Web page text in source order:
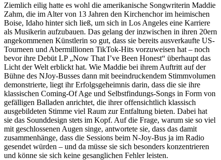
Ziemlich eilig hatte es wohl die amerikanische Songwriterin Maddie
Zahm, die im Alter von 13 Jahren den Kirchenchor im heimischen
Boise, Idaho hinter sich ließ, um sich in Los Angeles eine Karriere
als Musikerin aufzubauen. Das gelang der inzwischen in ihren 20ern
angekommenen Künstlerin so gut, dass sie bereits ausverkaufte US-
Tourneen und Abermillionen TikTok-Hits vorzuweisen hat – noch
bevor ihre Debüt LP „Now That I’ve Been Honest“ überhaupt das
Licht der Welt erblickt hat. Wie Maddie bei ihrem Auftritt auf der
Bühne des NJoy-Busses dann mit beeindruckendem Stimmvolumen
demonstrierte, liegt ihr Erfolgsgeheimnis darin, dass die sie ihre
klassischen Coming-Of Age und Selbstfindungs-Songs in Form von
gefälligen Balladen anrichtet, die ihrer offensichtlich klassisch
ausgebildeten Stimme viel Raum zur Entfaltung bieten. Dabei hat
sie das Sounddesign stets im Kopf. Auf die Frage, warum sie so viel
mit geschlossenen Augen singe, antwortete sie, dass das damit
zusammenhänge, dass die Sessions beim N-Joy-Bus ja im Radio
gesendet würden – und da müsse sie sich besonders konzentrieren
und könne sie sich keine gesanglichen Fehler leisten.